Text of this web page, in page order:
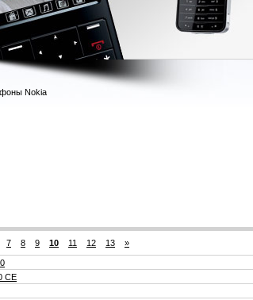
Nokia
7 8 9 10 11 12 13 »
СЕ